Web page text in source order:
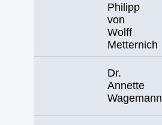
Philipp
von
Wolff
Metternich
Dr.
Annette
Wagemann